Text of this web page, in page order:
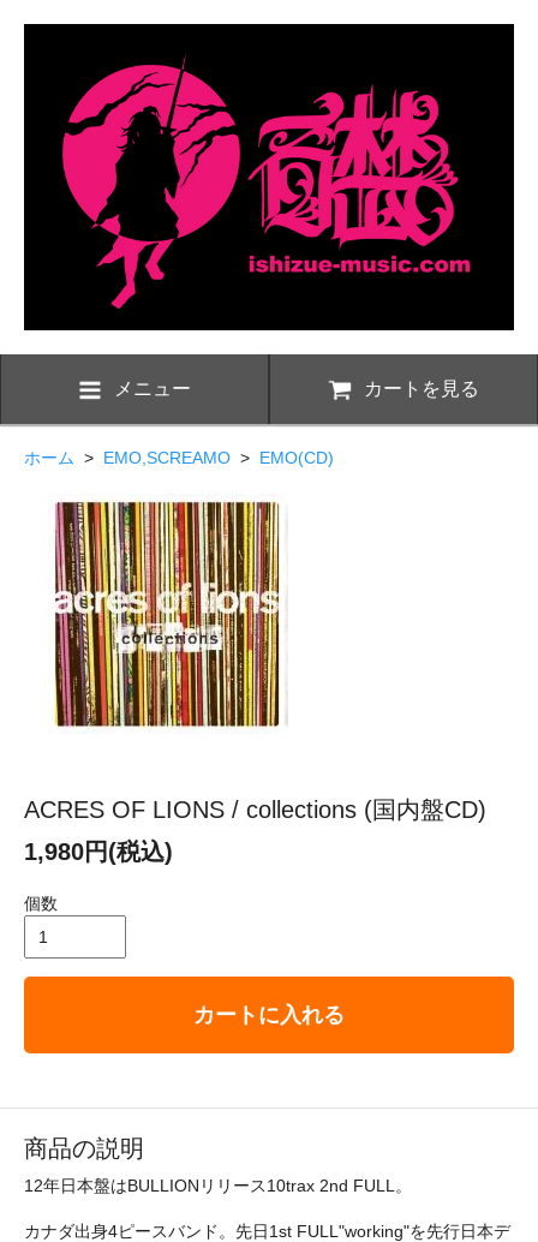
メニュー カートを見る
ホーム > EMO,SCREAMO > EMO(CD)
ACRES OF LIONS / collections (国内盤CD)
1,980円(税込)
個数
カートに入れる
商品の説明
12年日本盤はBULLIONリリース10trax 2nd FULL。
カナダ出身4ピースバンド。先日1st FULL"working"を先行日本デ